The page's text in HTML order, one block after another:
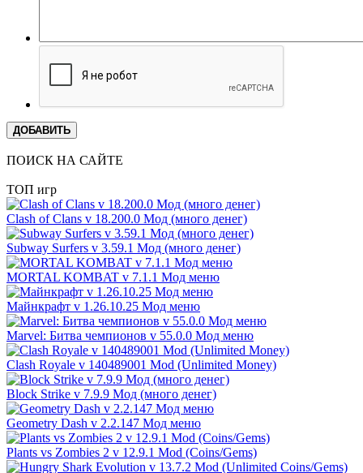
ДОБАВИТЬ
ПОИСК НА САЙТЕ
ТОП игр
Clash of Clans v 18.200.0 Мод (много денег)
Subway Surfers v 3.59.1 Мод (много денег)
MORTAL KOMBAT v 7.1.1 Мод меню
Майнкрафт v 1.26.10.25 Мод меню
Marvel: Битва чемпионов v 55.0.0 Мод меню
Clash Royale v 140489001 Mod (Unlimited Money)
Block Strike v 7.9.9 Мод (много денег)
Geometry Dash v 2.2.147 Мод меню
Plants vs Zombies 2 v 12.9.1 Mod (Coins/Gems)